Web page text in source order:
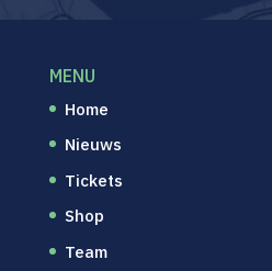
MENU
Home
Nieuws
Tickets
Shop
Team